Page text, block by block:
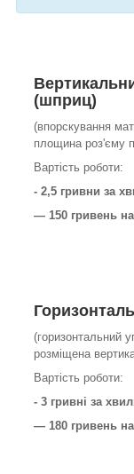
(шприц)
(впорскування
площина роз'єму
Вартість роботи:
- 2,5 гривни за
— 150 гривень
(горизонтальний
розміщена
Вартість роботи:
- 3 гривні за
— 180 гривень